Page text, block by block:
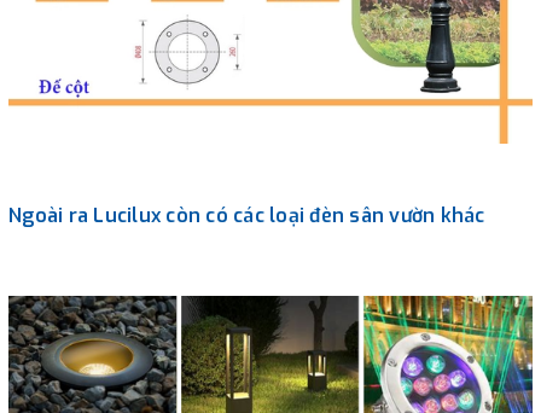
Ngoài ra Lucilux còn có các loại đèn sân vườn khác